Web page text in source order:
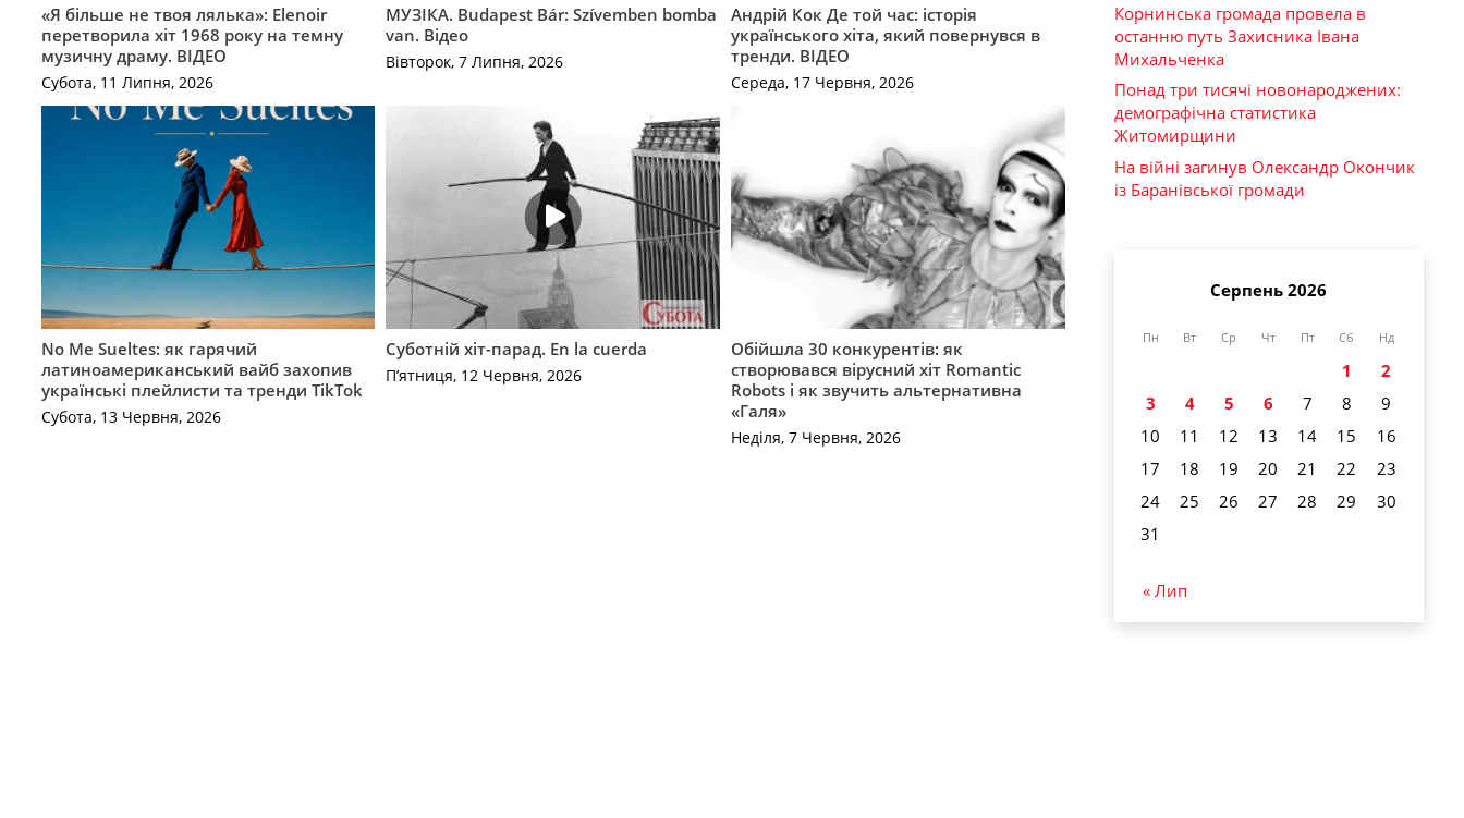
«Я більше не твоя лялька»: Elenoir
перетворила хіт 1968 року на темну
музичну драму. ВІДЕО
Субота, 11 Липня, 2026
МУЗІКА. Budapest Bár: Szívemben bomba
van. Відео
Вівторок, 7 Липня, 2026
Андрій Кок Де той час: історія
українського хіта, який повернувся в
тренди. ВІДЕО
Середа, 17 Червня, 2026
No Me Sueltes: як гарячий
латиноамериканський вайб захопив
українські плейлисти та тренди TikTok
Субота, 13 Червня, 2026
Суботній хіт-парад. En la cuerda
П’ятниця, 12 Червня, 2026
Обійшла 30 конкурентів: як
створювався вірусний хіт Romantic
Robots і як звучить альтернативна
«Галя»
Неділя, 7 Червня, 2026
Корнинська громада провела в
останню путь Захисника Івана
Михальченка
Понад три тисячі новонароджених:
демографічна статистика
Житомирщини
На війні загинув Олександр Окончик
із Баранівської громади
Серпень 2026
Пн Вт Ср Чт Пт Сб Нд
1
2
3
4 5 6 7 8
9
10
11 12 13 14 15
16
17
18 19 20 21 22
23
24
25 26 27 28 29
30
31
« Лип